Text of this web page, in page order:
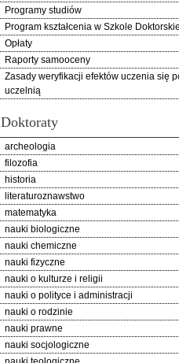
Programy studiów
Program kształcenia w Szkole
Opłaty
Raporty samooceny
Zasady weryfikacji efektów uczenia się
uczelnią
Doktoraty
archeologia
filozofia
historia
literaturoznawstwo
matematyka
nauki biologiczne
nauki chemiczne
nauki fizyczne
nauki o kulturze i religii
nauki o polityce i administracji
nauki o rodzinie
nauki prawne
nauki socjologiczne